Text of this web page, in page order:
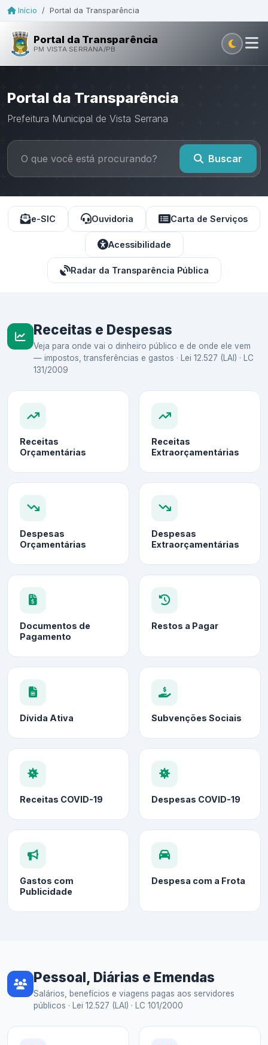
Início / Portal da Transparência
Portal da Transparência
PM VISTA SERRANA/PB
Portal da Transparência
Prefeitura Municipal de Vista Serrana
Buscar
e-SIC Ouvidoria Carta de Serviços
Acessibilidade
Radar da Transparência Pública
Receitas e Despesas
Veja para onde vai o dinheiro público e de onde ele vem
— impostos, transferências e gastos · Lei 12.527 (LAI) · LC
131/2009
Receitas
Orçamentárias
Receitas
Extraorçamentárias
Despesas
Orçamentárias
Despesas
Extraorçamentárias
Documentos de
Pagamento
Restos a Pagar
Dívida Ativa Subvenções Sociais
Receitas COVID-19 Despesas COVID-19
Gastos com
Publicidade
Despesa com a Frota
Pessoal, Diárias e Emendas
Salários, benefícios e viagens pagas aos servidores
públicos · Lei 12.527 (LAI) · LC 101/2000